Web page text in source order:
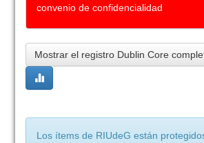
convenio de confidencialidad
Mostrar el registro Dublin Core
Los ítems de RIUdeG están